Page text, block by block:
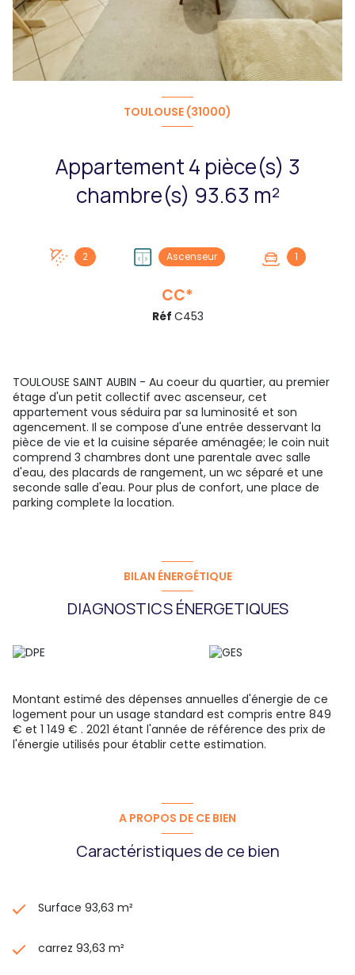
TOULOUSE (31000)
Appartement 4 pièce(s) 3
chambre(s) 93.63 m²
2 Ascenseur 1
CC*
Réf C453
TOULOUSE SAINT AUBIN - Au coeur du quartier, au premier
étage d'un petit collectif avec ascenseur, cet
appartement vous séduira par sa luminosité et son
agencement. Il se compose d'une entrée desservant la
pièce de vie et la cuisine séparée aménagée; le coin nuit
comprend 3 chambres dont une parentale avec salle
d'eau, des placards de rangement, un wc séparé et une
seconde salle d'eau. Pour plus de confort, une place de
parking complete la location.
BILAN ÉNERGÉTIQUE
DIAGNOSTICS ÉNERGETIQUES
Montant estimé des dépenses annuelles d'énergie de ce
logement pour un usage standard est compris entre 849
€ et 1 149 € . 2021 étant l'année de référence des prix de
l'énergie utilisés pour établir cette estimation.
A PROPOS DE CE BIEN
Caractéristiques de ce bien
Surface 93,63 m²
carrez 93,63 m²